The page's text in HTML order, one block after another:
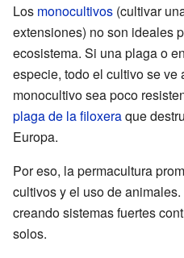
Los monocultivos (cultivar
extensiones) no son ideales
ecosistema. Si una plaga o
especie, todo el cultivo se ve
monocultivo sea poco
plaga de la filoxeraque
Europa.
Por eso, la permacultura
cultivos y el uso de
creando sistemas fuertes
solos.